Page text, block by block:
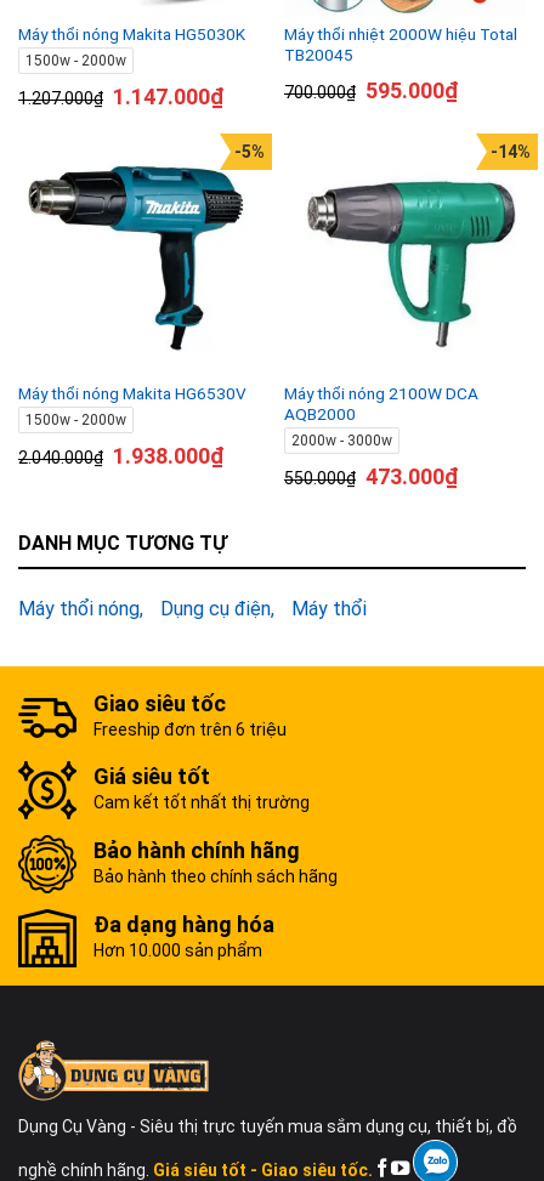
Máy thổi nóng Makita HG5030K
1500w - 2000w
1.207.000₫ 1.147.000₫
Máy thổi nhiệt 2000W hiệu Total
TB20045
700.000₫ 595.000₫
Máy thổi nóng Makita HG6530V
1500w - 2000w
2.040.000₫
-5%
1.938.000₫
Máy thổi nóng 2100W DCA
AQB2000
2000w - 3000w
550.000₫
-14%
473.000₫
DANH MỤC TƯƠNG TỰ
Máy thổi nóng Dụng cụ điện Máy thổi
Giao siêu tốc
Freeship đơn trên 6 triệu
Giá siêu tốt
Cam kết tốt nhất thị trường
Bảo hành chính hãng
Bảo hành theo chính sách hãng
Đa dạng hàng hóa
Hơn 10.000 sản phẩm
Dụng Cụ Vàng - Siêu thị trực tuyến mua sắm dụng cụ, thiết bị, đồ
nghề chính hãng. Giá siêu tốt - Giao siêu tốc.